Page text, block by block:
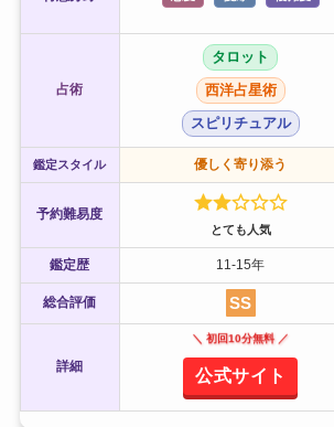
占術
タロット
西洋占星術
スピリチュアル
鑑定スタイル 優しく寄り添う
予約難易度
とても人気
鑑定歴 11-15年
総合評価 SS
詳細
＼ 初回10分無料 ／
公式サイト